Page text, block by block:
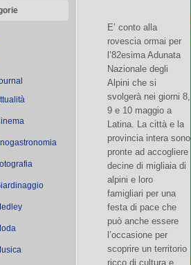
E’ conto alla
rovescia ormai per
l’82esima Adunata
Nazionale degli
Alpini che si
svolgerà nei giorni 8,
9 e 10 maggio a
Latina. La città e la
provincia intera sono
pronte ad accogliere
decine di migliaia di
alpini e loro
famigliari per una
festa di pace che
può anche essere
l’occasione per
scoprire un territorio
ricco di cultura e